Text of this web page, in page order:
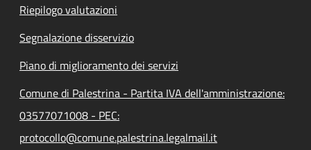
Riepilogo valutazioni
Segnalazione disservizio
Piano di miglioramento dei servizi
Comune di Palestrina - Partita IVA dell'amministrazione:
03577071008 - PEC:
protocollo@comune.palestrina.legalmail.it